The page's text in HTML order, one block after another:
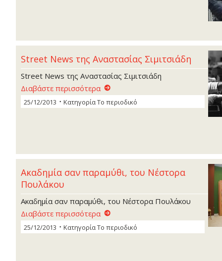
Street News της Αναστασίας Σιµιτσιάδη
Street News της Αναστασίας Σιµιτσιάδη
Διαβάστε περισσότερα
25/12/2013 ΚατηγορίαΤο περιοδικό
Ακαδηµία σαν παραµύθι, του Νέστορα
Πουλάκου
Ακαδηµία σαν παραµύθι, του Νέστορα Πουλάκου
Διαβάστε περισσότερα
25/12/2013 ΚατηγορίαΤο περιοδικό